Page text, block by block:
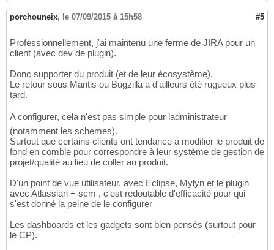
porchouneix, le 07/09/2015 à 15h58 #5
Professionnellement, j'ai maintenu une ferme de JIRA pour un
client (avec dev de plugin).
Donc supporter du produit (et de leur écosystème).
Le retour sous Mantis ou Bugzilla a d'ailleurs été rugueux plus
tard.
A configurer, cela n'est pas simple pour ladministrateur
(notamment les schemes).
Surtout que certains clients ont tendance à modifier le produit de
fond en comble pour correspondre à leur système de gestion de
projet/qualité au lieu de coller au produit.
D'un point de vue utilisateur, avec Eclipse, Mylyn et le plugin
avec Atlassian + scm , c'est redoutable d'efficacité pour qui
s'est donné la peine de le configurer
Les dashboards et les gadgets sont bien pensés (surtout pour
le CP).